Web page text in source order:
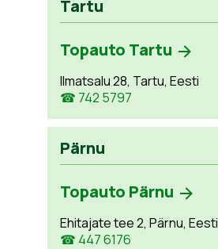
Tartu
Topauto Tartu
Ilmatsalu 28, Tartu, Eesti
☎ 742 5797
Pärnu
Topauto Pärnu
Ehitajate tee 2, Pärnu, Eesti
☎ 447 6176